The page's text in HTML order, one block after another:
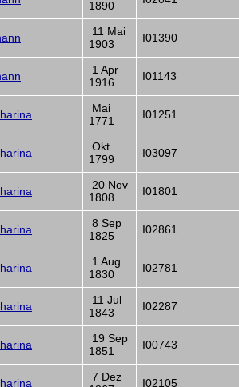
1890
11 Mai
1903
I01390
1 Apr
1916
I01143
Mai
1771
I01251
Okt
1799
I03097
20 Nov
1808
I01801
8 Sep
1825
I02861
1 Aug
1830
I02781
11 Jul
1843
I02287
19 Sep
1851
I00743
7 Dez
I02105